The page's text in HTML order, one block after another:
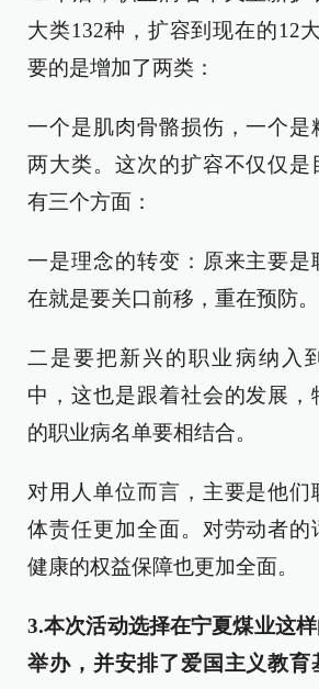
大类132种，扩容到现在的12
要的是增加了两类：
一个是肌肉骨骼损伤，一个是
两大类。这次的扩容不仅仅是
有三个方面：
一是理念的转变：原来主要是
在就是要关口前移，重在预防。
二是要把新兴的职业病纳入
中，这也是跟着社会的发展，
的职业病名单要相结合。
对用人单位而言，主要是他们
体责任更加全面。对劳动者的
健康的权益保障也更加全面。
3.本次活动选择在宁夏煤业这
举办，并安排了爱国主义教育